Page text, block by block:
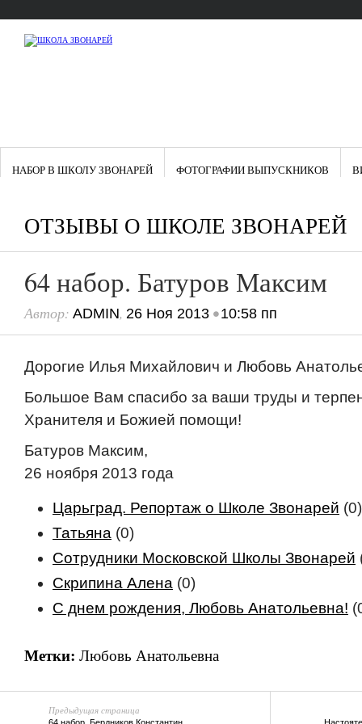
НАБОР В ШКОЛУ ЗВОНАРЕЙ ФОТОГРАФИИ ВЫПУСКНИКОВ
ОТЗЫВЫ О ШКОЛЕ ЗВОНАРЕЙ
64 набор. Батуров Максим
Автор: ADMIN, 26 Ноя 2013 •10:58 пп
Дорогие Илья Михайлович и Любовь
Большое Вам спасибо за ваши труды и
Хранителя и Божией помощи!
Батуров Максим,
26 ноября 2013 года
Царьград. Репортаж о Школе Звонарей (0)
Татьяна (0)
Сотрудники Московской Школы Звонарей
Скрипина Алена (0)
С днем рождения, Любовь Анатольевна!
Метки: Любовь Анатольевна
Предыдущая страница